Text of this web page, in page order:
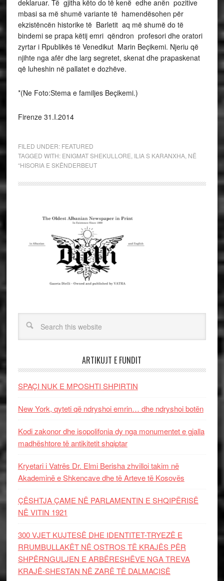
deklaruar. Të gjitha këto do të kenë edhe anën pozitive
mbasi sa më shumë variante të hamendësohen për
ekzistëncën historike të Barletit aq më shumë do të
bindemi se prapa këtij emri qëndron profesori dhe oratori
zyrtar i Rpublikës të Venedikut Marin Beçikemi. Njeriu që
njihte nga afër dhe larg segretet, skenat dhe prapaskenat
që luheshin në pallatet e dozhëve.
*(Ne Foto:Stema e familjes Beçikemi.)
Firenze 31.I.2014
FILED UNDER: FEATURED
TAGGED WITH: ENIGMAT SHEKULLORE ILIA S KARANXHA, NË
“HISORIA E SKËNDERBEUT
ARTIKUJT E FUNDIT
SPAÇI NUK E MPOSHTI SHPIRTIN
New York, qyteti që ndryshoi emrin… dhe ndryshoi botën
Kodi zakonor dhe isopolifonia dy nga monumentet e gjalla
madhështore të antikitetit shqiptar
Kryetari i Vatrës Dr. Elmi Berisha zhvilloi takim në
Akademinë e Shkencave dhe të Arteve të Kosovës
ÇËSHTJA ÇAME NË PARLAMENTIN E SHQIPËRISË
NË VITIN 1921
300 VJET KUJTESË DHE IDENTITET-TRYEZË E
RRUMBULLAKËT NË OSTROS TË KRAJËS PËR
SHPËRNGULJEN E ARBËRESHËVE NGA TREVA
KRAJË-SHESTAN NË ZARË TË DALMACISË